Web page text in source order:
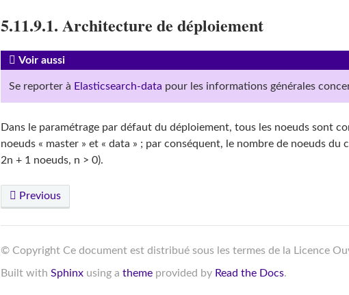
5.11.9.1. Architecture de déploiement
Voir aussi
Se reporter à Elasticsearch-data pour les informations générales
Dans le paramétrage par défaut du déploiement, tous les noeuds sont
noeuds « master » et « data » ; par conséquent, le nombre de noeuds du
2n + 1 noeuds, n > 0).
Previous
© Copyright Ce document est distribué sous les termes de la Licence
Built with Sphinxusing a themeprovided by Read the Docs.